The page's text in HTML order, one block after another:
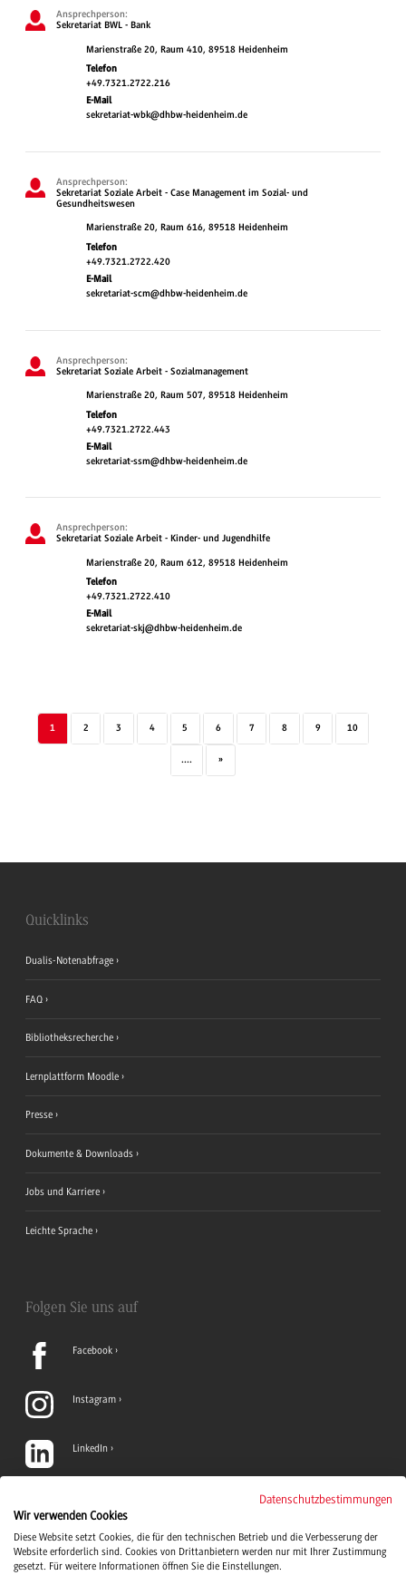
Ansprechperson:
Sekretariat BWL - Bank
Marienstraße 20, Raum 410, 89518 Heidenheim
Telefon
+49.7321.2722.216
E-Mail
sekretariat-wbk@dhbw-heidenheim.de
Ansprechperson:
Sekretariat Soziale Arbeit - Case Management im Sozial- und
Gesundheitswesen
Marienstraße 20, Raum 616, 89518 Heidenheim
Telefon
+49.7321.2722.420
E-Mail
sekretariat-scm@dhbw-heidenheim.de
Ansprechperson:
Sekretariat Soziale Arbeit - Sozialmanagement
Marienstraße 20, Raum 507, 89518 Heidenheim
Telefon
+49.7321.2722.443
E-Mail
sekretariat-ssm@dhbw-heidenheim.de
Ansprechperson:
Sekretariat Soziale Arbeit - Kinder- und Jugendhilfe
Marienstraße 20, Raum 612, 89518 Heidenheim
Telefon
+49.7321.2722.410
E-Mail
sekretariat-skj@dhbw-heidenheim.de
1 2 3 4 5 6 7 8 9 10
.... »
Quicklinks
Dualis-Notenabfrage
FAQ
Bibliotheksrecherche
Lernplattform Moodle
Presse
Dokumente & Downloads
Jobs und Karriere
Leichte Sprache
Folgen Sie uns auf
Facebook
Instagram
LinkedIn
YouTube
Datenschutzbestimmungen
Wir verwenden Cookies
Diese Website setzt Cookies, die für den technischen Betrieb und die Verbesserung der
Website erforderlich sind. Cookies von Drittanbietern werden nur mit Ihrer Zustimmung
gesetzt. Für weitere Informationen öffnen Sie die Einstellungen.